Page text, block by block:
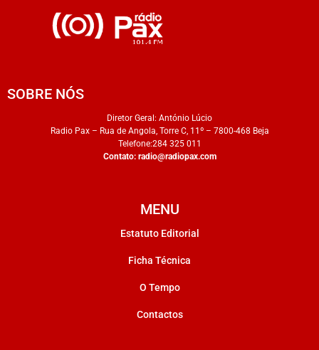
SOBRE NÓS
Diretor Geral: António Lúcio
Radio Pax – Rua de Angola, Torre C, 11º – 7800-468 Beja
Telefone:284 325 011
Contato: radio@radiopax.com
MENU
Estatuto Editorial
Ficha Técnica
O Tempo
Contactos